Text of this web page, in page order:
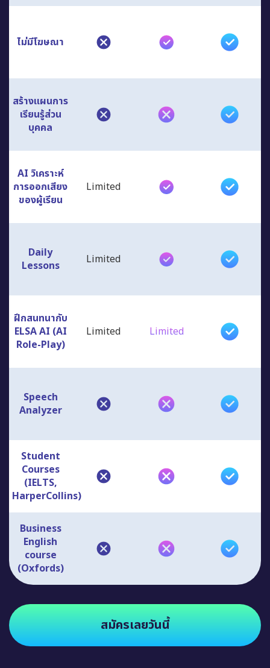
ไม่มีโฆษณา
สร้างแผนการ
เรียนรู้ส่วน
บุคคล
AI วิเคราะห์
การออกเสียง
ของผู้เรียน
Limited
Daily
Lessons
Limited
ฝึกสนทนากับ
ELSA AI (AI
Role-Play)
Limited Limited
Speech
Analyzer
Student
Courses
(IELTS,
HarperCollins)
Business
English
course
(Oxfords)
สมัครเลยวันนี้